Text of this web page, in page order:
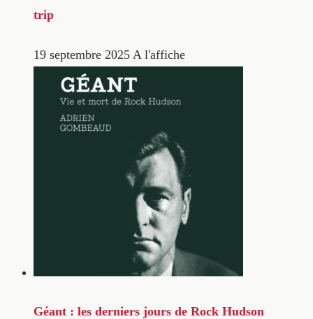
trip
19 septembre 2025 A l'affiche
Géant : les derniers jours de Rock Hudson